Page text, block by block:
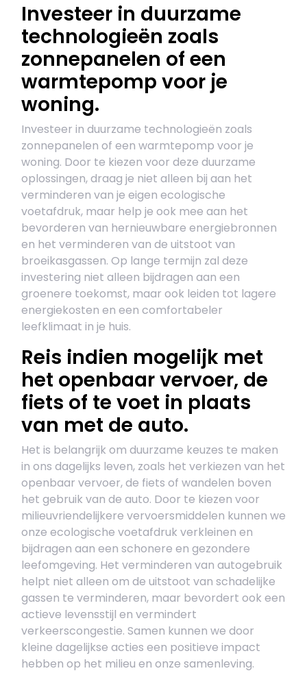
Investeer in duurzame
technologieën zoals
zonnepanelen of een
warmtepomp voor je
woning.
Investeer in duurzame technologieën zoals
zonnepanelen of een warmtepomp voor je
woning. Door te kiezen voor deze duurzame
oplossingen, draag je niet alleen bij aan het
verminderen van je eigen ecologische
voetafdruk, maar help je ook mee aan het
bevorderen van hernieuwbare energiebronnen
en het verminderen van de uitstoot van
broeikasgassen. Op lange termijn zal deze
investering niet alleen bijdragen aan een
groenere toekomst, maar ook leiden tot lagere
energiekosten en een comfortabeler
leefklimaat in je huis.
Reis indien mogelijk met
het openbaar vervoer, de
fiets of te voet in plaats
van met de auto.
Het is belangrijk om duurzame keuzes te maken
in ons dagelijks leven, zoals het verkiezen van het
openbaar vervoer, de fiets of wandelen boven
het gebruik van de auto. Door te kiezen voor
milieuvriendelijkere vervoersmiddelen kunnen we
onze ecologische voetafdruk verkleinen en
bijdragen aan een schonere en gezondere
leefomgeving. Het verminderen van autogebruik
helpt niet alleen om de uitstoot van schadelijke
gassen te verminderen, maar bevordert ook een
actieve levensstijl en vermindert
verkeerscongestie. Samen kunnen we door
kleine dagelijkse acties een positieve impact
hebben op het milieu en onze samenleving.